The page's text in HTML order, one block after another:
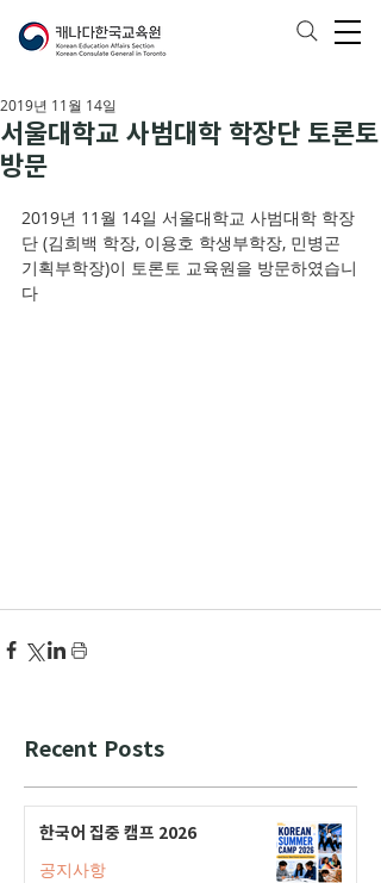
서울대학교 사범대학 학장단 토론토
방문
2019년 11월 14일
2019년 11월 14일 서울대학교 사범대학 학장
단 (김희백 학장, 이용호 학생부학장, 민병곤
기획부학장)이 토론토 교육원을 방문하였습니
다
Recent Posts
한국어 집중 캠프 2026
공지사항